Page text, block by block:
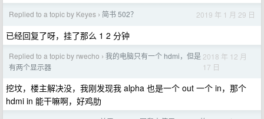
Replied to a topic by Keyes › 简书 502？ 2019 年 1 月 29 日
已经回复了呀，挂了那么 1 2 分钟
Replied to a topic by rwecho › 我的电脑只有一个 hdmi，但是
有两个显示器
2018 年 12 月
17 日
挖坟，楼主解决没，我刚发现我 alpha 也是一个 out 一个 in，那个
hdmi in 能干嘛啊，好鸡肋